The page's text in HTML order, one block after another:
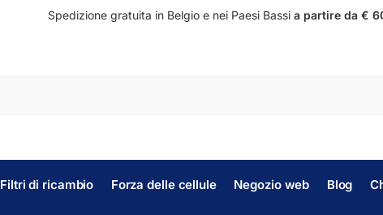
Spedizione gratuita in Belgio e nei Paesi Bassi a partire da €
Filtri di ricambio Forza delle cellule Negozio web Blog